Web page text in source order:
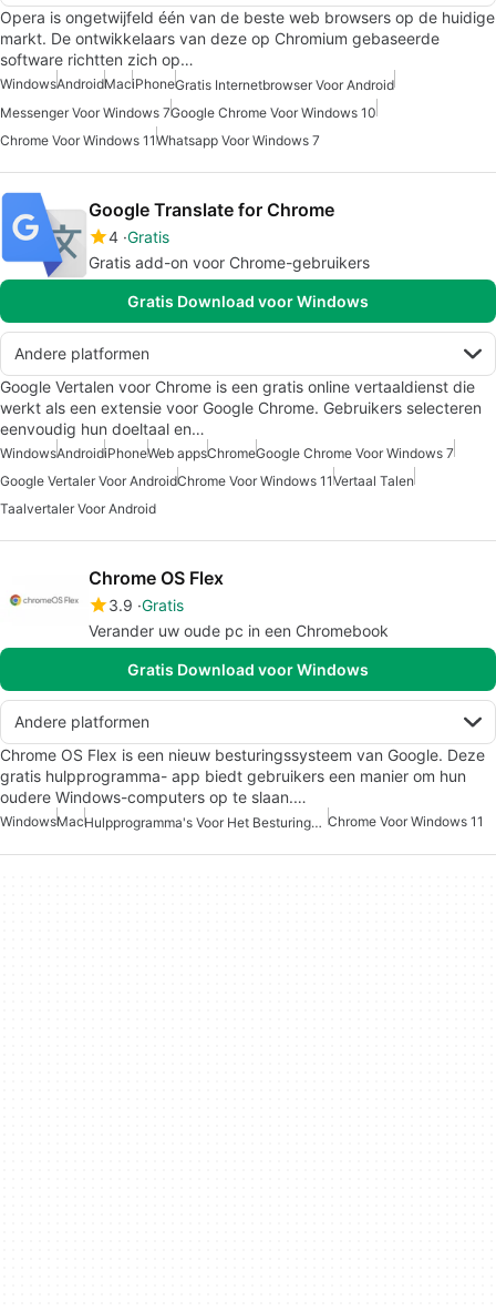
Opera is ongetwijfeld één van de beste web browsers op de huidige
markt. De ontwikkelaars van deze op Chromium gebaseerde
software richtten zich op…
WindowsAndroidMaciPhoneGratis Internetbrowser Voor Android
Messenger Voor Windows 7Google Chrome Voor Windows 10
Chrome Voor Windows 11Whatsapp Voor Windows 7
Google Translate for Chrome
4 Gratis
Gratis add-on voor Chrome-gebruikers
Gratis Download voor Windows
Andere platformen
Google Vertalen voor Chrome is een gratis online vertaaldienst die
werkt als een extensie voor Google Chrome. Gebruikers selecteren
eenvoudig hun doeltaal en…
WindowsAndroidiPhoneWeb appsChromeGoogle Chrome Voor Windows 7
Google Vertaler Voor AndroidChrome Voor Windows 11Vertaal Talen
Taalvertaler Voor Android
Chrome OS Flex
3.9 Gratis
Verander uw oude pc in een Chromebook
Gratis Download voor Windows
Andere platformen
Chrome OS Flex is een nieuw besturingssysteem van Google. Deze
gratis hulpprogramma- app biedt gebruikers een manier om hun
oudere Windows-computers op te slaan.…
WindowsMac Hulpprogramma's Voor Het Besturingssysteem Voor Mac Chrome Voor Windows 11